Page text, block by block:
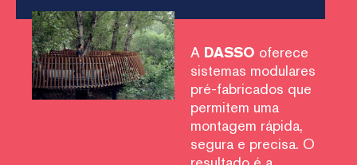
A DASSO oferece
sistemas modulares
pré-fabricados que
permitem uma
montagem rápida,
segura e precisa. O